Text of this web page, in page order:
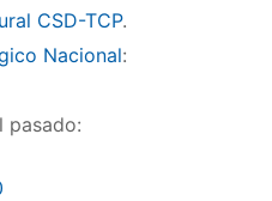
CSD-TCP.
Nacional:
pasado: